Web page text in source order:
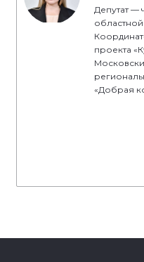
Депутат —
проекта
«Добрая